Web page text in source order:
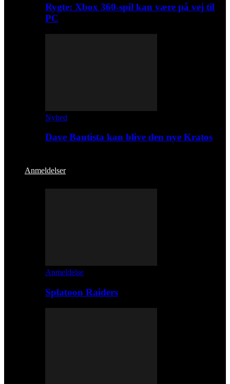
Rygte: Xbox 360-spil kan være på vej til
PC
Nyhed
Dave Bautista kan blive den nye Kratos
Anmeldelser
Anmeldelse
Splatoon Raiders